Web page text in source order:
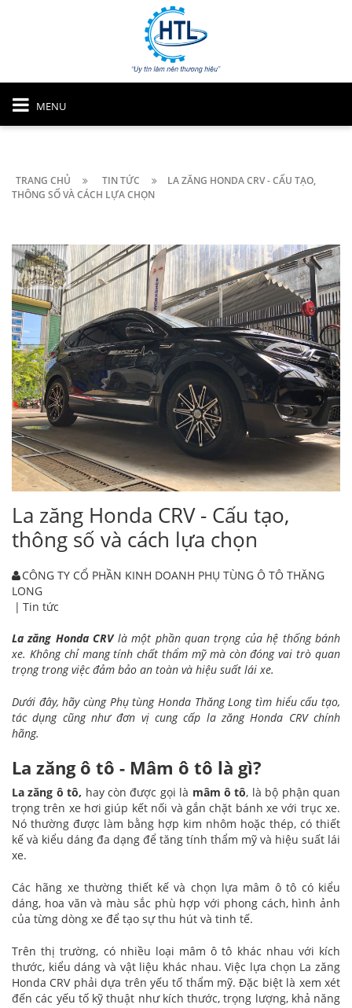
MENU
TRANG CHỦ TIN TỨC
LA ZĂNG HONDA CRV - CẤU TẠO,
THÔNG SỐ VÀ CÁCH LỰA CHỌN
La zăng Honda CRV - Cấu tạo,
thông số và cách lựa chọn
CÔNG TY CỔ PHẦN KINH DOANH PHỤ TÙNG Ô TÔ THĂNG
LONG
| Tin tức
La zăng Honda CRV là một phần quan trọng của hệ thống bánh
xe. Không chỉ mang tính chất thẩm mỹ mà còn đóng vai trò quan
trọng trong việc đảm bảo an toàn và hiệu suất lái xe.
Dưới đây, hãy cùng Phụ tùng Honda Thăng Long tìm hiểu cấu tạo,
tác dụng cũng như đơn vị cung cấp la zăng Honda CRV chính
hãng.
La zăng ô tô - Mâm ô tô là gì?
La zăng ô tô, hay còn được gọi là mâm ô tô, là bộ phận quan
trọng trên xe hơi giúp kết nối và gắn chặt bánh xe với trục xe.
Nó thường được làm bằng hợp kim nhôm hoặc thép, có thiết
kế và kiểu dáng đa dạng để tăng tính thẩm mỹ và hiệu suất lái
xe.
Các hãng xe thường thiết kế và chọn lựa mâm ô tô có kiểu
dáng, hoa văn và màu sắc phù hợp với phong cách, hình ảnh
của từng dòng xe để tạo sự thu hút và tinh tế.
Trên thị trường, có nhiều loại mâm ô tô khác nhau với kích
thước, kiểu dáng và vật liệu khác nhau. Việc lựa chọn La zăng
Honda CRV phải dựa trên yếu tố thẩm mỹ. Đặc biệt là xem xét
đến các yếu tố kỹ thuật như kích thước, trọng lượng, khả năng